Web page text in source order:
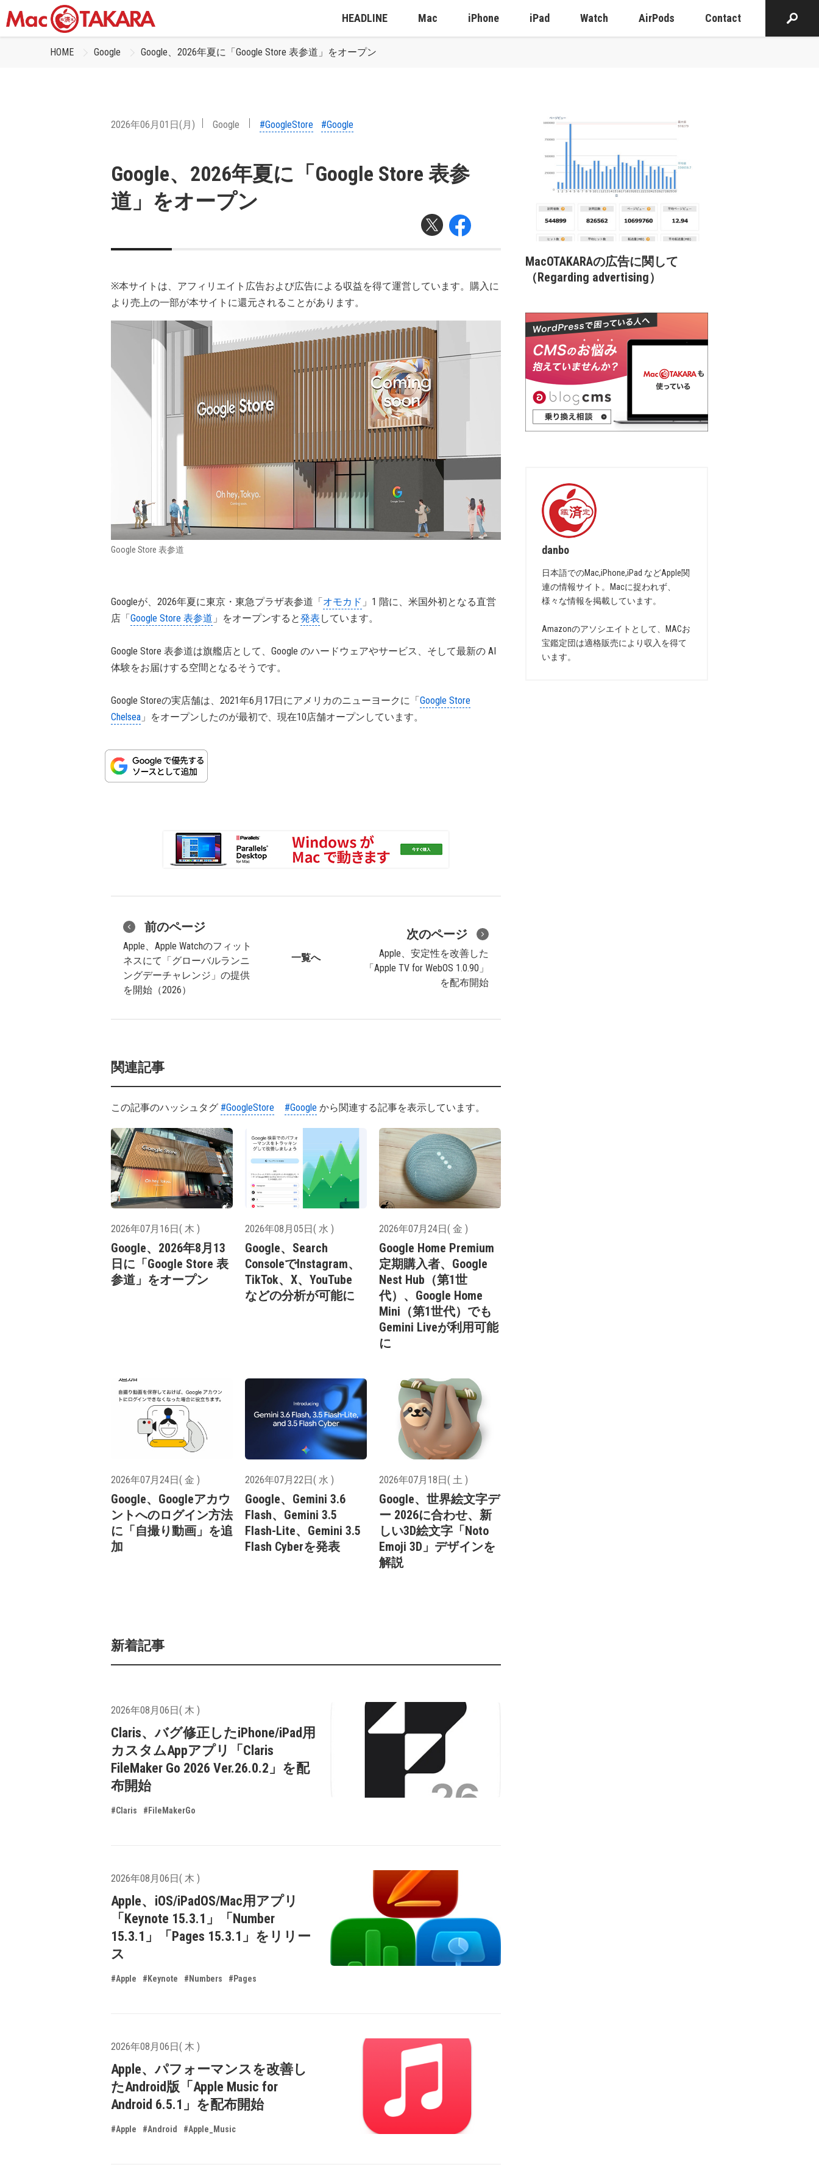
HEADLINE Mac iPhone iPad Watch AirPods Contact
HOME Google Google、2026年夏に「Google Store 表参道」をオープン
2026年06月01日(月) Google #GoogleStore #Google
Google、2026年夏に「Google Store 表参
道」をオープン
※本サイトは、アフィリエイト広告および広告による収益を得て運営しています。購入に
より売上の一部が本サイトに還元されることがあります。
Google Store 表参道
Googleが、2026年夏に東京・東急プラザ表参道「オモカド 」1 階に、米国外初となる直営
店「Google Store 表参道 」をオープンすると発表 しています。
Google Store 表参道は旗艦店として、Google のハードウェアやサービス、そして最新の AI
体験をお届けする空間となるそうです。
Google Storeの実店舗は、2021年6月17日にアメリカのニューヨークに「Google Store
Chelsea 」をオープンしたのが最初で、現在10店舗オープンしています。
前のページ
Apple、Apple Watchのフィット
ネスにて「グローバルランニ
ングデーチャレンジ」の提供
を開始（2026）
一覧へ
次のページ
Apple、安定性を改善した
「Apple TV for WebOS 1.0.90」
を配布開始
関連記事
この記事のハッシュタグ #GoogleStore #Google から関連する記事を表示しています。
2026年07月16日( 木 )
Google、2026年8月13
日に「Google Store 表
参道」をオープン
2026年08月05日( 水 )
Google、Search
ConsoleでInstagram、
TikTok、X、YouTube
などの分析が可能に
2026年07月24日( 金 )
Google Home Premium
定期購入者、Google
Nest Hub（第1世
代）、Google Home
Mini（第1世代）でも
Gemini Liveが利用可能
に
2026年07月24日( 金 )
Google、Googleアカウ
ントへのログイン方法
に「自撮り動画」を追
加
2026年07月22日( 水 )
Google、Gemini 3.6
Flash、Gemini 3.5
Flash-Lite、Gemini 3.5
Flash Cyberを発表
2026年07月18日( 土 )
Google、世界絵文字デ
ー 2026に合わせ、新
しい3D絵文字「Noto
Emoji 3D」デザインを
解説
新着記事
2026年08月06日( 木 )
Claris、バグ修正したiPhone/iPad用
カスタムAppアプリ「Claris
FileMaker Go 2026 Ver.26.0.2」を配
布開始
#Claris #FileMakerGo
2026年08月06日( 木 )
Apple、iOS/iPadOS/Mac用アプリ
「Keynote 15.3.1」「Number
15.3.1」「Pages 15.3.1」をリリー
ス
#Apple #Keynote #Numbers #Pages
2026年08月06日( 木 )
Apple、パフォーマンスを改善し
たAndroid版「Apple Music for
Android 6.5.1」を配布開始
#Apple #Android #Apple_Music
MacOTAKARAの広告に関して
（Regarding advertising）
danbo
日本語でのMac,iPhone,iPad などApple関
連の情報サイト。Macに捉われず、
様々な情報を掲載しています。
Amazonのアソシエイトとして、MACお
宝鑑定団は適格販売により収入を得て
います。